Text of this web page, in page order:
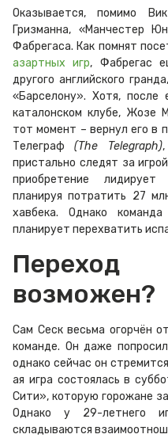
Оказывается, помимо
Гризманна, «Манчестер
Фабрегаса. Как помнят
азартных игр, Фабрегас
другого английского
«Барселону». Хотя, после
каталонском клубе, Жозе
тот момент – вернул его в
Телеграф(The Telegraph)
пристально следят за
приобретение
планируя потратить 27
хавбека. Однако
планирует перехватить
Переход
возможен?
Сам Сеск весьма огорчён
команде. Он даже
однако сейчас он
ая игра состоялась в
Сити», которую горожане
Однако у 29-летнего
складываются